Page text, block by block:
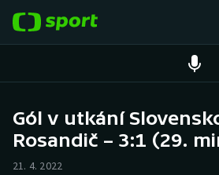
Hokej
Gól v utkání
Rosandič – 3:1 (29.
21. 4. 2022